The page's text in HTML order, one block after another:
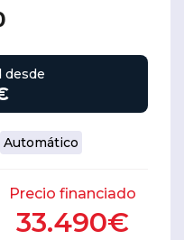
desde
Automático
Precio financiado
33.490€